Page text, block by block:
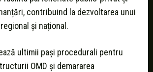
contribuind la dezvoltarea unui
și național.
ultimii pași procedurali pentru
OMD și demararea